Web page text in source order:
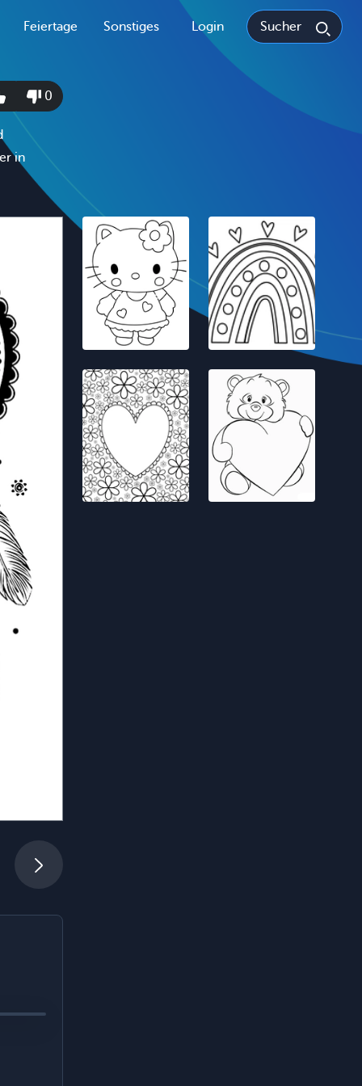
Feiertage Sonstiges Login
0
in